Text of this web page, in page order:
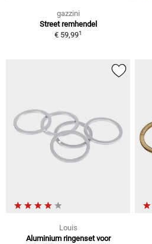
gazzini
Street remhendel
€ 59,991
Louis
Aluminium ringenset voor